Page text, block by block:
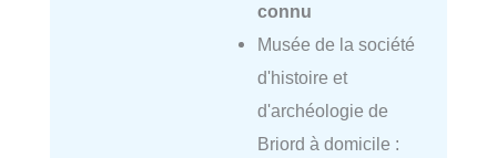
connu
Musée de la société
d'histoire et
d'archéologie de
Briord à domicile :